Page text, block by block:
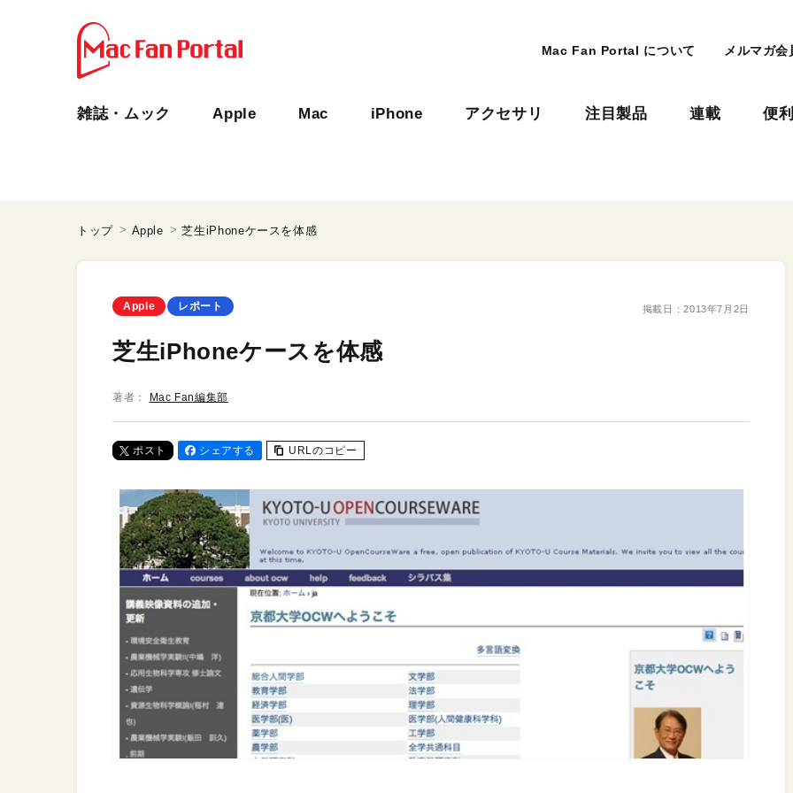
Mac Fan Portal について メルマガ会
雑誌・ムック Apple Mac iPhone アクセサリ 注目製品 連載 便
トップ Apple 芝生iPhoneケースを体感
Apple レポート 掲載日：2013年7月2日
芝生iPhoneケースを体感
著者： Mac Fan編集部
ポスト シェアする URLのコピー